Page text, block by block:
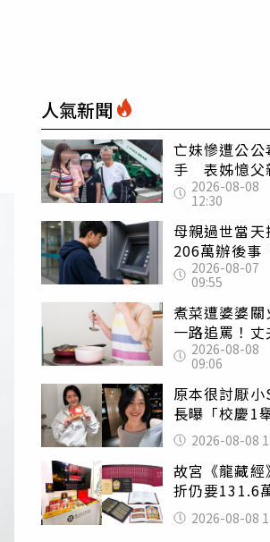
人氣新聞
亡妹慘遭公公
手 表姊憶父
前夕：小舅舅
殯儀館陪她說話
2026-08-08
12:30
母親過世當天
206萬辦後事
遭判刑」 律
搶錢先下手是罪
2026-08-07
09:55
煮菜遭婆婆關
一路追罵！丈
別計較「媽媽老
了」 人妻超崩
潰：我像台傭
2026-08-08
09:06
原本很討厭小
長曝「校慶1
讓她徹底改
友洗版認證
2026-08-08
故宮《龍藏經
折仍要
店員曝：有人
188萬付現購
2026-08-08